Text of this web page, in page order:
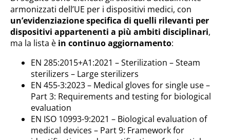
armonizzati dell’UE per i dispositivi medici, con
un’evidenziazione specifica di quelli rilevanti per
dispositivi appartenenti a più ambiti disciplinari,
ma la lista è in continuo aggiornamento:
EN 285:2015+A1:2021 – Sterilization – Steam
sterilizers – Large sterilizers
EN 455-3:2023 – Medical gloves for single use –
Part 3: Requirements and testing for biological
evaluation
EN ISO 10993-9:2021 – Biological evaluation of
medical devices – Part 9: Framework for